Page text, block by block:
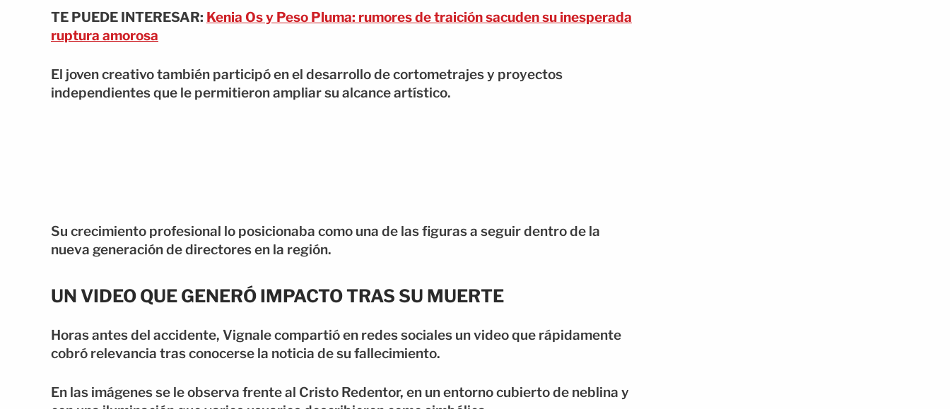
TE PUEDE INTERESAR: Kenia Os y Peso Pluma: rumores de traición sacuden su inesperada
ruptura amorosa
El joven creativo también participó en el desarrollo de cortometrajes y proyectos
independientes que le permitieron ampliar su alcance artístico.
Su crecimiento profesional lo posicionaba como una de las figuras a seguir dentro de la
nueva generación de directores en la región.
UN VIDEO QUE GENERÓ IMPACTO TRAS SU MUERTE
Horas antes del accidente, Vignale compartió en redes sociales un video que rápidamente
cobró relevancia tras conocerse la noticia de su fallecimiento.
En las imágenes se le observa frente al Cristo Redentor, en un entorno cubierto de neblina y